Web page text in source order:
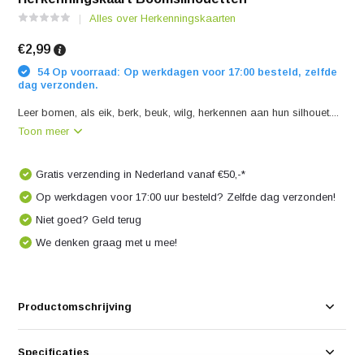
Alles over Herkenningskaarten
€2,99
54 Op voorraad: Op werkdagen voor 17:00 besteld, zelfde
dag verzonden.
Leer bomen, als eik, berk, beuk, wilg, herkennen aan hun silhouet....
Toon meer
Gratis verzending in Nederland vanaf €50,-*
Op werkdagen voor 17:00 uur besteld? Zelfde dag verzonden!
Niet goed? Geld terug
We denken graag met u mee!
Productomschrijving
Specificaties